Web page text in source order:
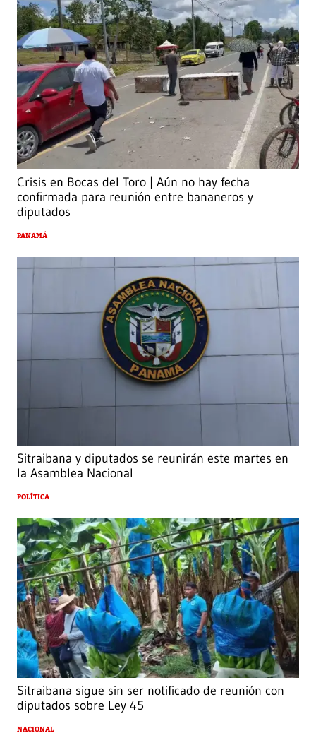
Crisis en Bocas del Toro | Aún no hay fecha
confirmada para reunión entre bananeros y
diputados
PANAMÁ
Sitraibana y diputados se reunirán este martes en
la Asamblea Nacional
POLÍTICA
Sitraibana sigue sin ser notificado de reunión con
diputados sobre Ley 45
NACIONAL